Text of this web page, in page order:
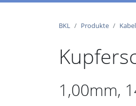
BKL Produkte
1,00mm,